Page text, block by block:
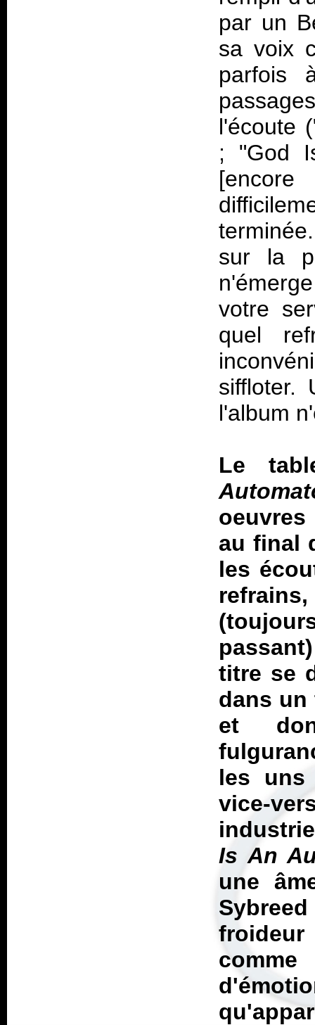
par un
sa voix
parfois
l'écoute
; "God
sur la
votre
quel
siffloter.
l'album
Le
au final
les
titre se
dans un
et
les uns
vice-
Is An
une